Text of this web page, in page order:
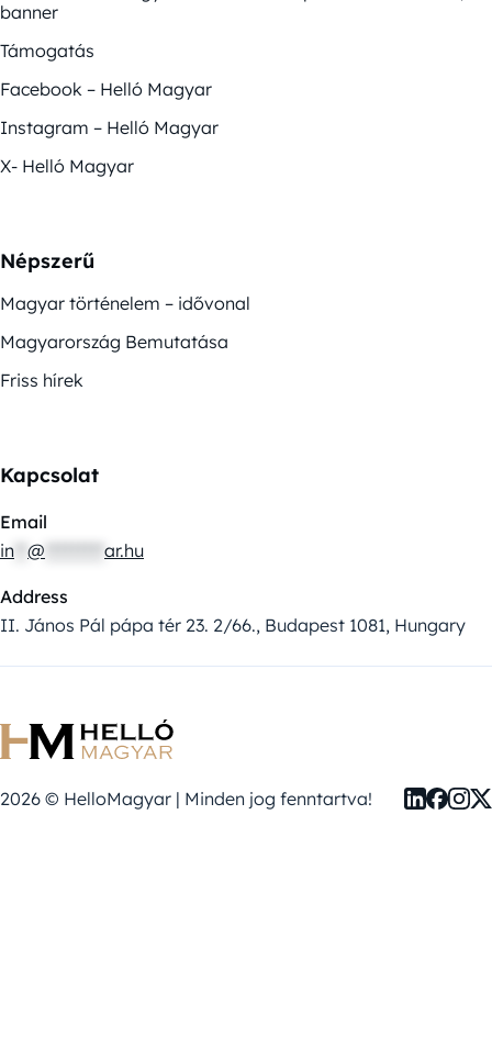
banner
Támogatás
Facebook – Helló Magyar
Instagram – Helló Magyar
X- Helló Magyar
Népszerű
Magyar történelem – idővonal
Magyarország Bemutatása
Friss hírek
Kapcsolat
Email
in @ ar.hu
Address
II. János Pál pápa tér 23. 2/66., Budapest 1081, Hungary
2026 © HelloMagyar | Minden jog fenntartva!